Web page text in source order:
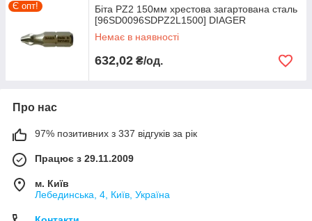
Є опт!
Біта PZ2 150мм хрестова загартована сталь
[96SD0096SDPZ2L1500] DIAGER
Немає в наявності
632,02 ₴/од.
Про нас
97% позитивних з 337 відгуків за рік
Працює з 29.11.2009
м. Київ
Лебединська, 4, Київ, Україна